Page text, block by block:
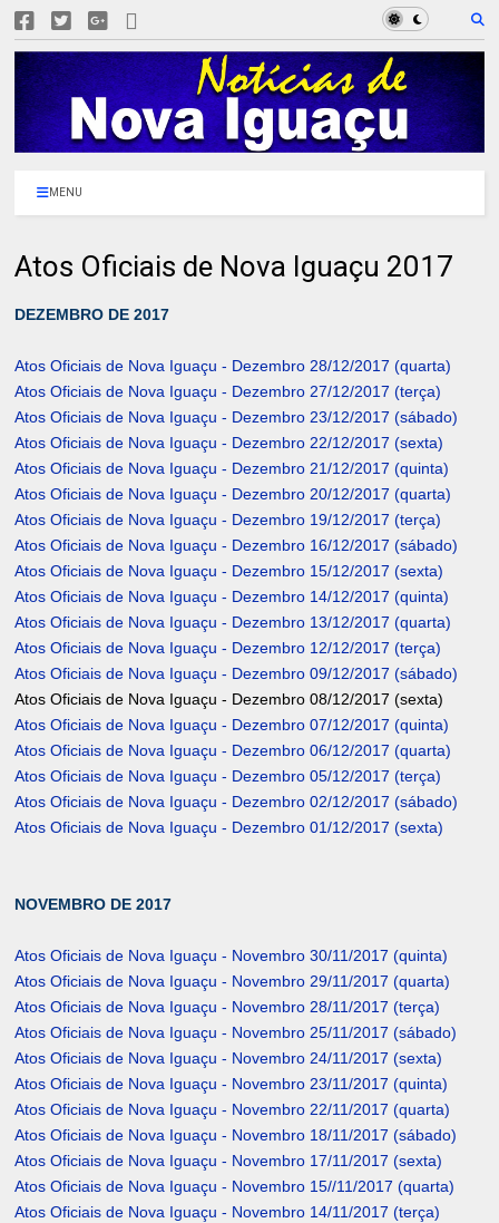
MENU
Atos Oficiais de Nova Iguaçu 2017
DEZEMBRO DE 2017
Atos Oficiais de Nova Iguaçu - Dezembro 28/12/2017 (quarta)
Atos Oficiais de Nova Iguaçu - Dezembro 27/12/2017 (terça)
Atos Oficiais de Nova Iguaçu - Dezembro 23/12/2017 (sábado)
Atos Oficiais de Nova Iguaçu - Dezembro 22/12/2017 (sexta)
Atos Oficiais de Nova Iguaçu - Dezembro 21/12/2017 (quinta)
Atos Oficiais de Nova Iguaçu - Dezembro 20/12/2017 (quarta)
Atos Oficiais de Nova Iguaçu - Dezembro 19/12/2017 (terça)
Atos Oficiais de Nova Iguaçu - Dezembro 16/12/2017 (sábado)
Atos Oficiais de Nova Iguaçu - Dezembro 15/12/2017 (sexta)
Atos Oficiais de Nova Iguaçu - Dezembro 14/12/2017 (quinta)
Atos Oficiais de Nova Iguaçu - Dezembro 13/12/2017 (quarta)
Atos Oficiais de Nova Iguaçu - Dezembro 12/12/2017 (terça)
Atos Oficiais de Nova Iguaçu - Dezembro 09/12/2017 (sábado)
Atos Oficiais de Nova Iguaçu - Dezembro 08/12/2017 (sexta)
Atos Oficiais de Nova Iguaçu - Dezembro 07/12/2017 (quinta)
Atos Oficiais de Nova Iguaçu - Dezembro 06/12/2017 (quarta)
Atos Oficiais de Nova Iguaçu - Dezembro 05/12/2017 (terça)
Atos Oficiais de Nova Iguaçu - Dezembro 02/12/2017 (sábado)
Atos Oficiais de Nova Iguaçu - Dezembro 01/12/2017 (sexta)
NOVEMBRO DE 2017
Atos Oficiais de Nova Iguaçu - Novembro 30/11/2017 (quinta)
Atos Oficiais de Nova Iguaçu - Novembro 29/11/2017 (quarta)
Atos Oficiais de Nova Iguaçu - Novembro 28/11/2017 (terça)
Atos Oficiais de Nova Iguaçu - Novembro 25/11/2017 (sábado)
Atos Oficiais de Nova Iguaçu - Novembro 24/11/2017 (sexta)
Atos Oficiais de Nova Iguaçu - Novembro 23/11/2017 (quinta)
Atos Oficiais de Nova Iguaçu - Novembro 22/11/2017 (quarta)
Atos Oficiais de Nova Iguaçu - Novembro 18/11/2017 (sábado)
Atos Oficiais de Nova Iguaçu - Novembro 17/11/2017 (sexta)
Atos Oficiais de Nova Iguaçu - Novembro 15//11/2017 (quarta)
Atos Oficiais de Nova Iguaçu - Novembro 14/11/2017 (terça)